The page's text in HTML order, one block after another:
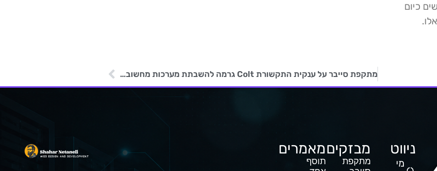
כיום
מתקפת סייבר על ענקית התקשורת Colt גרמה להשבתת מערכות מחשוב של החברה
ניווט
מי
מבזקים
מתקפת
מאמרים
תוסף